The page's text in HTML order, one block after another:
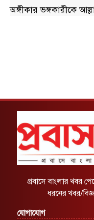
অঙ্গীকার ভঙ্গকারীকে
প্রবাসে বাংলার খবর
ধরনের খবর/
যোগাযোগ